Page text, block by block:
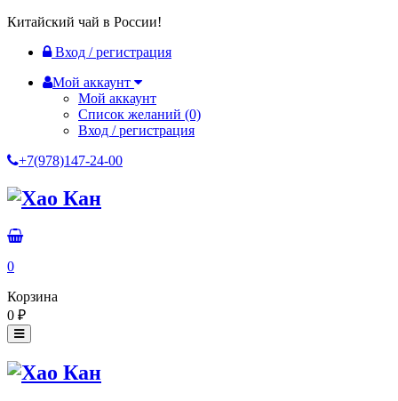
Китайский чай в России!
Вход / регистрация
Мой аккаунт
Мой аккаунт
Список желаний (0)
Вход / регистрация
+7(978)147-24-00
0
Корзина
0 ₽